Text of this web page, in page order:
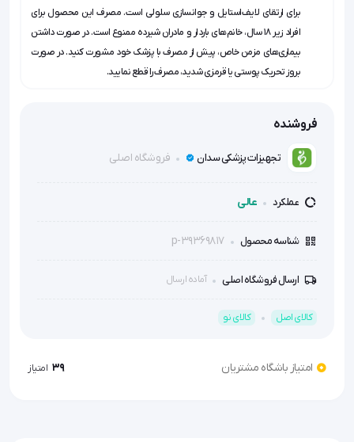
ترکیب فعال اصلی سلولی:
کوآنزیم فعال $NAD^+$ (Nicotinamide Adenine Dinucleotide)
ترکیب آنتی‌اکسیدان مکمل:
ماهیت متریال پایه پچ:
بسته‌بندی و تعداد (Count):
آزادسازی تدریجی، همگن و مداوم دوز فعال تا حداکثر ۸ ساعت در روز
افتادگی و چروک
برای ارتقای لایف‌استایل و جوانسازی سلولی است. مصرف این محصول برای
افراد زیر ۱۸ سال، خانم‌های باردار و مادران شیرده ممنوع است. در صورت داشتن
بیماری‌های مزمن خاص، پیش از مصرف با پزشک خود مشورت کنید. در صورت
بروز تحریک پوستی یا قرمزی شدید، مصرف را قطع نمایید.
فروشنده
تجهیزات پزشکی سدان فروشگاه اصلی
عملکرد عالی
شناسه محصول p-39369817
ارسال فروشگاه اصلی آماده ارسال
کالای اصل کالای نو
امتیاز باشگاه مشتریان 39 امتیاز